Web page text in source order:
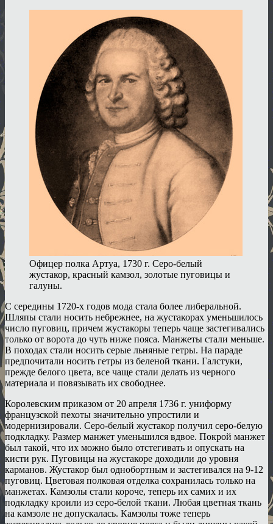
Офицер полка Артуа, 1730 г. Серо-белый
жустакор, красный камзол, золотые пуговицы и
галуны.
С середины 1720-х годов мода стала более либеральной.
Шляпы стали носить небрежнее, на жустакорах уменьшилось
число пуговиц, причем жустакоры теперь чаще застегивались
только от ворота до чуть ниже пояса. Манжеты стали меньше.
В походах стали носить серые льняные гетры. На параде
предпочитали носить гетры из беленой ткани. Галстуки,
прежде белого цвета, все чаще стали делать из черного
материала и повязывать их свободнее.
Королевским приказом от 20 апреля 1736 г. униформу
французской пехоты значительно упростили и
модернизировали. Серо-белый жустакор получил серо-белую
подкладку. Размер манжет уменьшился вдвое. Покрой манжет
был такой, что их можно было отстегивать и опускать на
кисти рук. Пуговицы на жустакоре доходили до уровня
карманов. Жустакор был однобортным и застегивался на 9-12
пуговиц. Цветовая полковая отделка сохранилась только на
манжетах. Камзолы стали короче, теперь их самих и их
подкладку кроили из серо-белой ткани. Любая цветная ткань
на камзоле не допускалась. Камзолы тоже теперь